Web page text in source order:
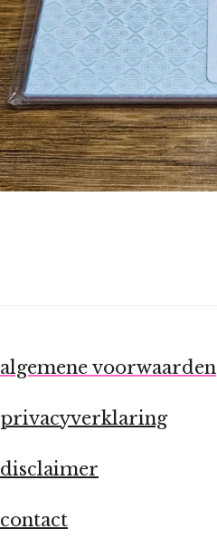
algemene voorwaarden
privacyverklaring
disclaimer
contact